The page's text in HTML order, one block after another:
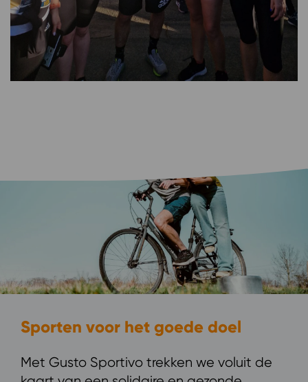
Sporten voor het goede doel
Met Gusto Sportivo trekken we voluit de